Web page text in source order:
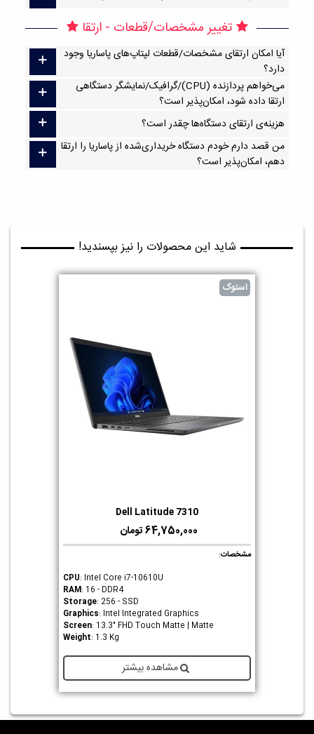
تغییر مشخصات/قطعات - ارتقا
آیا امکان ارتقا‌ی مشخصات/قطعات لپتاپ‌های پاساریا وجود
دارد؟
می‌خواهم پردازنده (CPU)/گرافیک/نمایشگر دستگاهی
ارتقا داده شود، امکان‌پذیر است؟
هزینه‌ی ارتقای دستگاه‌ها چقدر است؟
من قصد دارم خودم دستگاه خریداری‌شده از پاساریا را ارتقا
دهم، امکان‌پذیر است؟
شاید این محصولات را نیز بپسندید!
استوک
Dell Latitude 7310
64,750,000 تومان
مشخصات:
CPU: Intel Core i7-10610U
RAM: 16 - DDR4
Storage: 256 - SSD
Graphics: Intel Integrated Graphics
Screen: 13.3" FHD Touch Matte | Matte
Weight: 1.3 Kg
مشاهده بیشتر